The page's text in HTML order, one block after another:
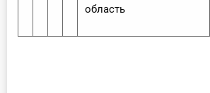
область